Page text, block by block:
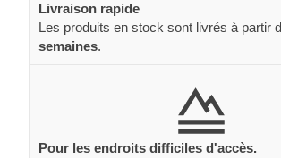
Livraison rapide
Les produits en stock sont livrés à partir
semaines.
Pour les endroits difficiles d'accès.